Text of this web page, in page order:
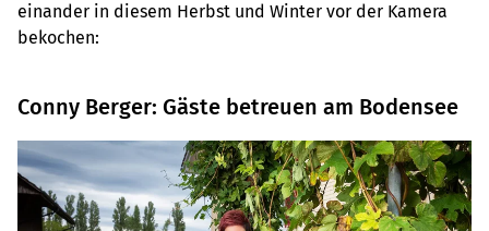
einander in diesem Herbst und Winter vor der Kamera
bekochen:
Conny Berger: Gäste betreuen am Bodensee